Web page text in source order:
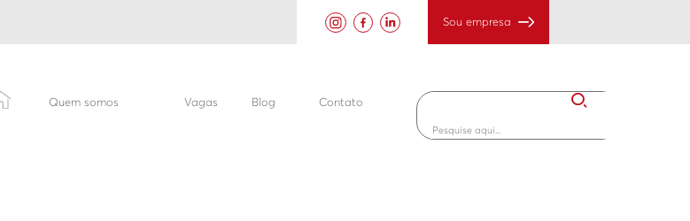
Sou empresa
Quem somos Vagas Blog Contato